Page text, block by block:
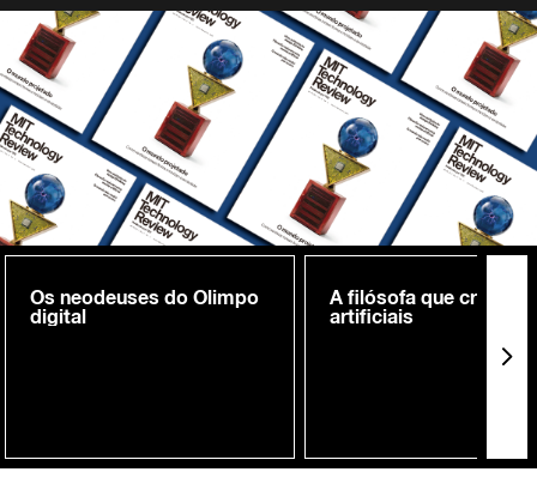
Os neodeuses do Olimpo
digital
A filósofa que cria
artificiais